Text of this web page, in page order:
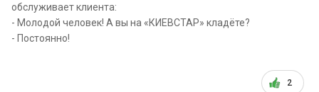
обслуживает клиента:
- Молодой человек! А вы на «КИЕВСТАР» кладёте?
- Постоянно!
2